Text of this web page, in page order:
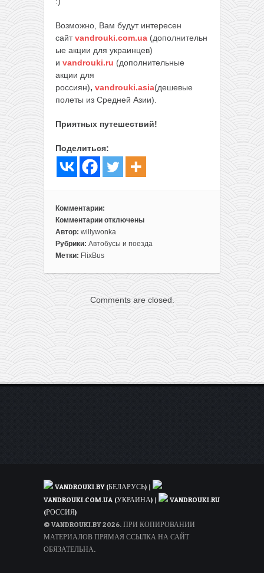
Возможно, Вам будут интересен
сайтvandrouki.com.ua (дополнительн
ые акции для украинцев)
и vandrouki.ru (дополнительные
акции для
россиян), vandrouki.asia(дешевые
полеты из Средней Азии).
Приятных путешествий!
Поделиться:
Комментарии:
Комментарии
к
записи
Распродажа
Flixbus:
билеты
Франции
всего
отключены
Автор: willywonka
Рубрики: Автобусы и поезда
Метки: FlixBus
Comments are closed.
VANDROUKI.BY (БЕЛАРУСЬ) |
VANDROUKI.COM.UA (УКРАИНА) |
VANDROUKI.RU
(РОССИЯ)
© VANDROUKI.BY 2026. ПРИ КОПИРОВАНИИ
МАТЕРИАЛОВ ПРЯМАЯ ССЫЛКА НА САЙТ
ОБЯЗАТЕЛЬНА.